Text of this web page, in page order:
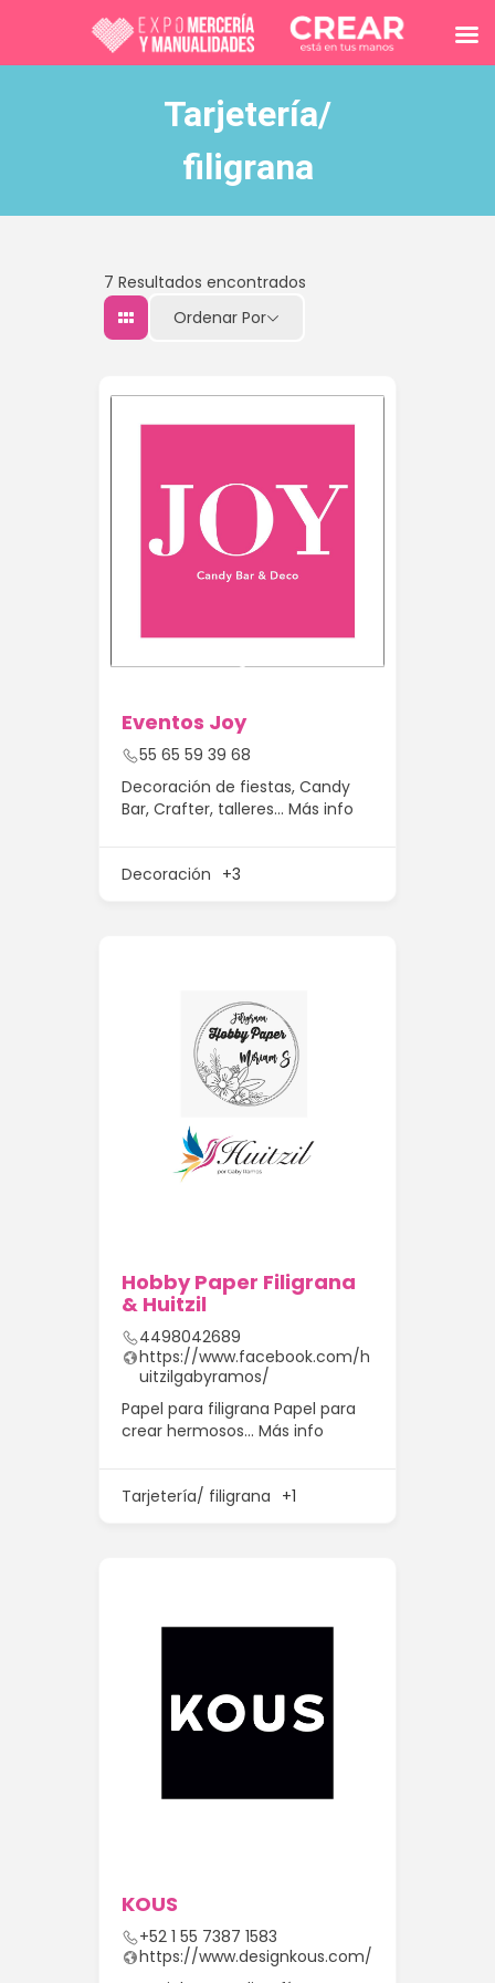
Tarjetería/
filigrana
7 Resultados encontrados
Ordenar Por
Eventos Joy
55 65 59 39 68
Decoración de fiestas, Candy
Bar, Crafter, talleres… Más info
Decoración +3
Hobby Paper Filigrana
& Huitzil
4498042689
https://www.facebook.com/h
uitzilgabyramos/
Papel para filigrana Papel para
crear hermosos… Más info
Tarjetería/ filigrana +1
KOUS
+52 1 55 7387 1583
https://www.designkous.com/